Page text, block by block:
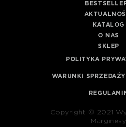
KATALOG
O NAS
SKLEP
POLITYKA
WARUNKI
Copyright © 2021
Marginesy